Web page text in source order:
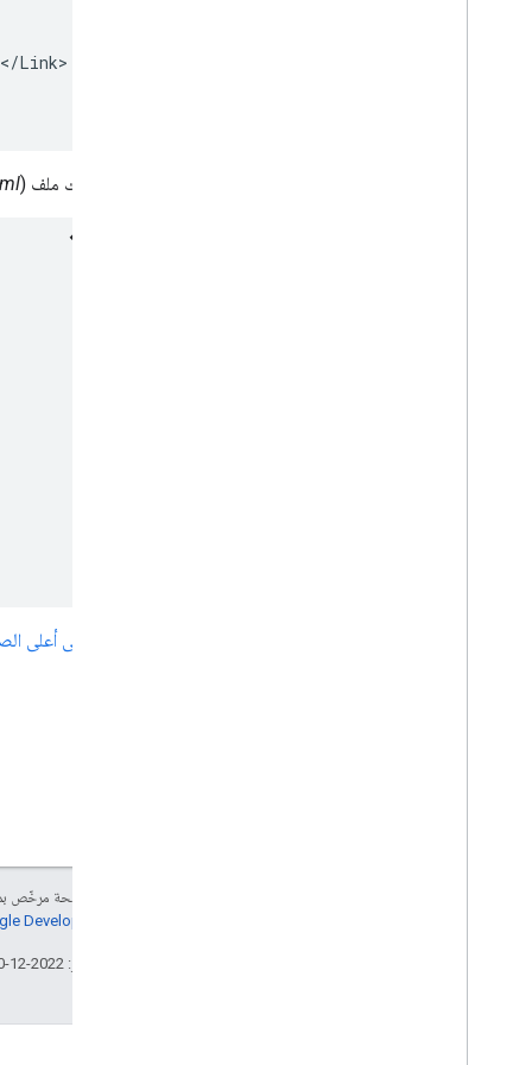
</Link>
أخيرًا، إليك ملف KML ) الذي يتضمّن معلومات التحديث:
الرجوع إلى أعلى
إنّ محتوى هذه الصفحة مرخّص
تاريخ التعديل الأخير: 2022-12-20 (حسب التوقيت العالمي المتفَّق عليه)